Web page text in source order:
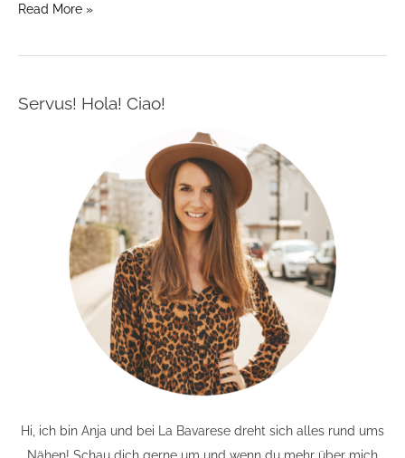
Read More »
Servus! Hola! Ciao!
Hi, ich bin Anja und bei La Bavarese dreht sich alles rund ums